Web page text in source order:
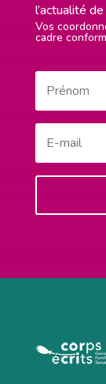
l’actualité
Vos
cadre